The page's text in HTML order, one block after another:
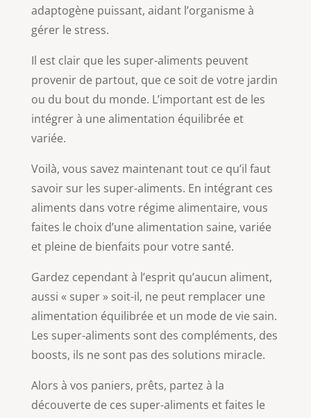
adaptogène puissant, aidant l’organisme à
gérer le stress.
Il est clair que les super-aliments peuvent
provenir de partout, que ce soit de votre jardin
ou du bout du monde. L’important est de les
intégrer à une alimentation équilibrée et
variée.
Voilà, vous savez maintenant tout ce qu’il faut
savoir sur les super-aliments. En intégrant ces
aliments dans votre régime alimentaire, vous
faites le choix d’une alimentation saine, variée
et pleine de bienfaits pour votre santé.
Gardez cependant à l’esprit qu’aucun aliment,
aussi « super » soit-il, ne peut remplacer une
alimentation équilibrée et un mode de vie sain.
Les super-aliments sont des compléments, des
boosts, ils ne sont pas des solutions miracle.
Alors à vos paniers, prêts, partez à la
découverte de ces super-aliments et faites le